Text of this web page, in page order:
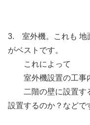
3. 室外機。これも 地
がベストです。
これによって
室外機設置の工事内
二階の壁に設置す
設置するのか？などで